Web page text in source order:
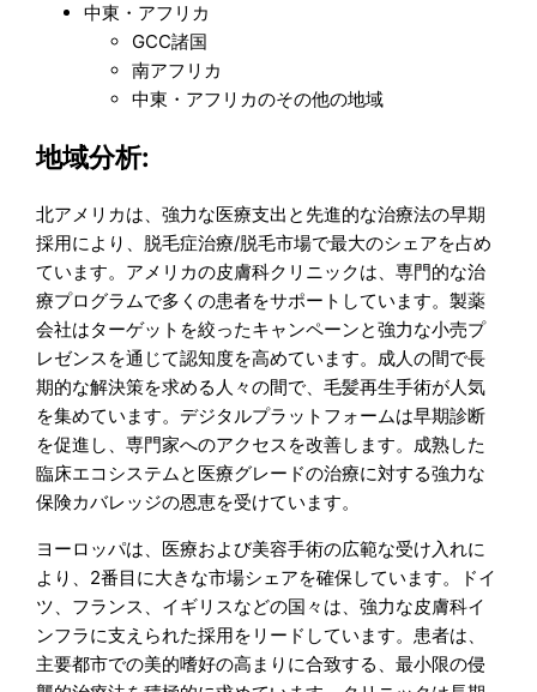
中東・アフリカ
GCC諸国
南アフリカ
中東・アフリカのその他の地域
地域分析:
北アメリカは、強力な医療支出と先進的な治療法の早期
採用により、脱毛症治療/脱毛市場で最大のシェアを占め
ています。アメリカの皮膚科クリニックは、専門的な治
療プログラムで多くの患者をサポートしています。製薬
会社はターゲットを絞ったキャンペーンと強力な小売プ
レゼンスを通じて認知度を高めています。成人の間で長
期的な解決策を求める人々の間で、毛髪再生手術が人気
を集めています。デジタルプラットフォームは早期診断
を促進し、専門家へのアクセスを改善します。成熟した
臨床エコシステムと医療グレードの治療に対する強力な
保険カバレッジの恩恵を受けています。
ヨーロッパは、医療および美容手術の広範な受け入れに
より、2番目に大きな市場シェアを確保しています。ドイ
ツ、フランス、イギリスなどの国々は、強力な皮膚科イ
ンフラに支えられた採用をリードしています。患者は、
主要都市での美的嗜好の高まりに合致する、最小限の侵